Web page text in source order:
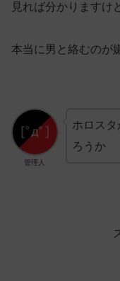
見れば分かりますけ
本当に男と絡むのが
管理人
ホロス
ろうか